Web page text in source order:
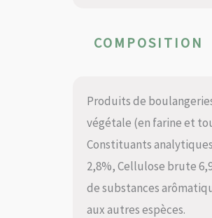
COMPOSITION
Produits de
végétale (en farine et
Constituants
2,8%, Cellulose brute
de substances
aux autres espèces.